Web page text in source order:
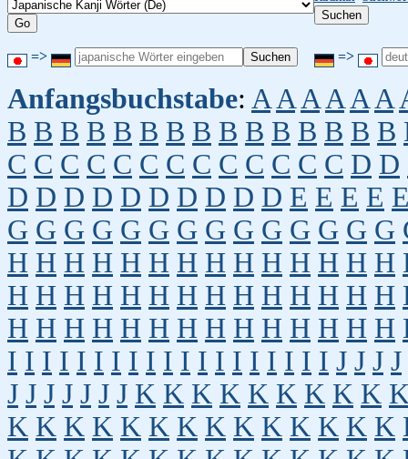
=> =>
Anfangsbuchstabe: A A A A A A
B B B B B B B B B B B B B B B
C C C C C C C C C C C C C D D
D D D D D D D D D D E E E E
G G G G G G G G G G G G G G
H H H H H H H H H H H H H H
H H H H H H H H H H H H H H
H H H H H H H H H H H H H H
I I I I I I I I I I I I I I I I I I I J J J J
J J J J J J J K K K K K K K K K
K K K K K K K K K K K K K K